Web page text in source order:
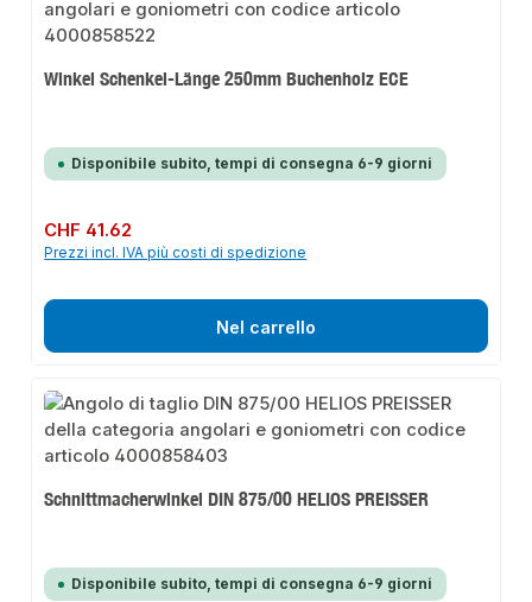
Winkel Schenkel-Länge 250mm Buchenholz ECE
Disponibile subito, tempi di consegna 6-9 giorni
Prezzo normale:
CHF 41.62
Prezzi incl. IVA più costi di spedizione
Nel carrello
Schnittmacherwinkel DIN 875/00 HELIOS PREISSER
Disponibile subito, tempi di consegna 6-9 giorni